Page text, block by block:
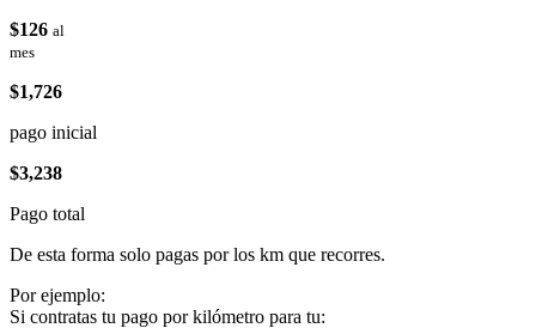
$126 al
mes
$1,726
pago inicial
$3,238
Pago total
De esta forma solo pagas por los km que recorres.
Por ejemplo:
Si contratas tu pago por kilómetro para tu: